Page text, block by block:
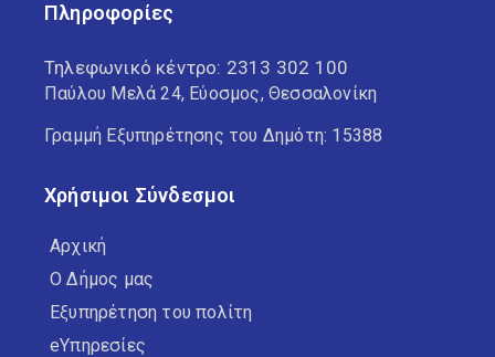
Πληροφορίες
Τηλεφωνικό κέντρο: 2313 302 100
Παύλου Μελά 24, Εύοσμος, Θεσσαλονίκη
Γραμμή Εξυπηρέτησης του Δημότη: 15388
Χρήσιμοι Σύνδεσμοι
Αρχική
Ο Δήμος μας
Εξυπηρέτηση του πολίτη
eΥπηρεσίες